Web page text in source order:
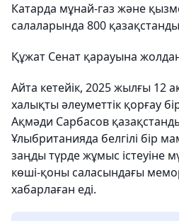
Катарда мұнай-газ және
салаларында 800
Құжат Сенат қарауына
Айта кетейік, 2025 жылғы 12
халықты әлеуметтік қорғау
Ақмәди Сарбасов
Ұлыбританияда белгілі бір
заңды түрде жұмыс істеуіне
көші-қоны саласындағы
хабарлаған еді.